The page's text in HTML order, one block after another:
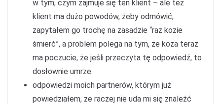
w tym, czym zajmuje się ten klient – ale też
klient ma dużo powodów, żeby odmówić;
zapytałem go trochę na zasadzie “raz kozie
śmierć”, a problem polega na tym, że koza teraz
ma poczucie, że jeśli przeczyta tę odpowiedź, to
dosłownie umrze
odpowiedzi moich partnerów, którym już
powiedziałem, że raczej nie uda mi się znaleźć